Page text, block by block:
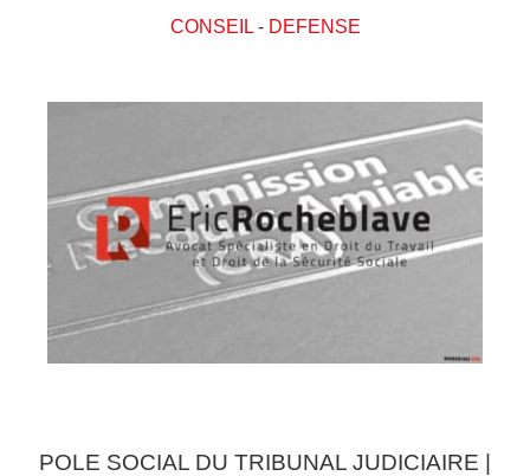
CONSEIL- DEFENSE
POLE SOCIAL DU TRIBUNAL JUDICIAIRE |